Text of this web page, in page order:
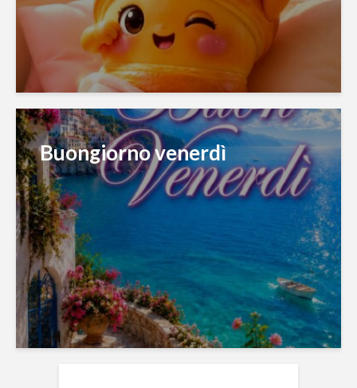
Buongiorno venerdì